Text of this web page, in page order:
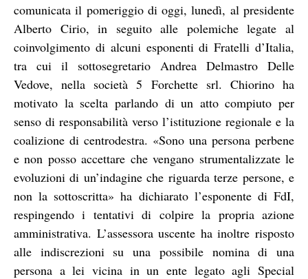
comunicata il pomeriggio di oggi, lunedì, al presidente
Alberto Cirio, in seguito alle polemiche legate al
coinvolgimento di alcuni esponenti di Fratelli d’Italia,
tra cui il sottosegretario Andrea Delmastro Delle
Vedove, nella società 5 Forchette srl. Chiorino ha
motivato la scelta parlando di un atto compiuto per
senso di responsabilità verso l’istituzione regionale e la
coalizione di centrodestra. «Sono una persona perbene
e non posso accettare che vengano strumentalizzate le
evoluzioni di un’indagine che riguarda terze persone, e
non la sottoscritta» ha dichiarato l’esponente di FdI,
respingendo i tentativi di colpire la propria azione
amministrativa. L’assessora uscente ha inoltre risposto
alle indiscrezioni su una possibile nomina di una
persona a lei vicina in un ente legato agli Special